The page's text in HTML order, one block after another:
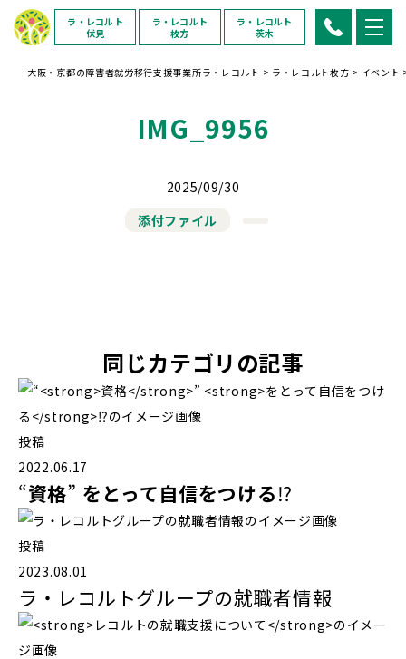
ラ・レコルト
伏見
ラ・レコルト
枚方
ラ・レコルト
茨木
大阪・京都の障害者就労移行支援事業所ラ・レコルト > ラ・レコルト枚方 > イベント
IMG_9956
2025/09/30
添付ファイル
同じカテゴリの記事
投稿
2022.06.17
“資格” をとって自信をつける⁉️
投稿
2023.08.01
ラ・レコルトグループの就職者情報